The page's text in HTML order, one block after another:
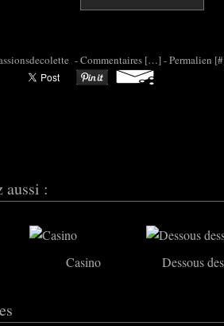
à 08:12 -Commentaires […]- Permalien [#
aussi :
Casino Dessous